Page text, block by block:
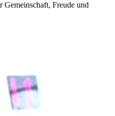
Freude und